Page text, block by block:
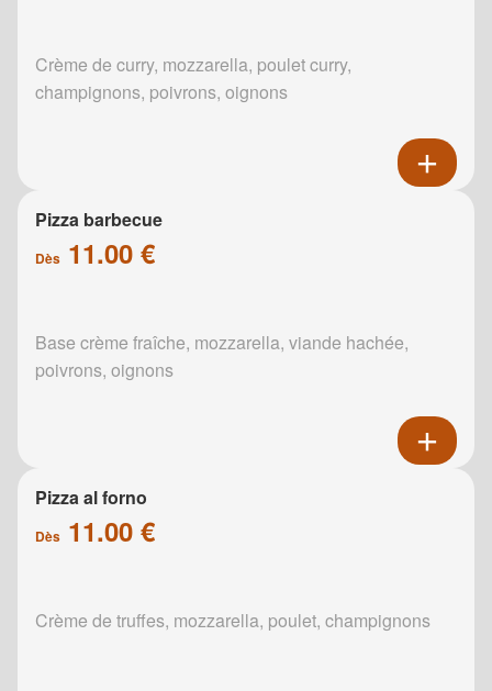
Crème de curry, mozzarella, poulet curry,
champignons, poivrons, oignons
Pizza barbecue
Dès 11.00 €
Base crème fraîche, mozzarella, viande hachée,
poivrons, oignons
Pizza al forno
Dès 11.00 €
Crème de truffes, mozzarella, poulet, champignons